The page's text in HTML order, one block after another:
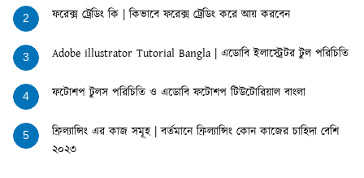
2 ফরেক্স ট্রেডিং কি | কিভাবে ফরেক্স ট্রেডিং করে আয় করবেন
3 Adobe illustrator Tutorial Bangla | এডোবি ইলাস্ট্রেটর টুল পরিচিতি
4 ফটোশপ টুলস পরিচিতি ও এডোবি ফটোশপ টিউটোরিয়াল বাংলা
5
ফ্রিল্যান্সিং এর কাজ সমূহ | বর্তমানে ফ্রিল্যান্সিং কোন কাজের চাহিদা বেশি
২০২৩